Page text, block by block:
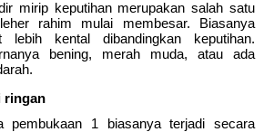
mirip keputihan merupakan salah satu
rahim mulai membesar. Biasanya
lebih kental dibandingkan keputihan.
bening, merah muda, atau ada
ringan
pembukaan 1 biasanya terjadi secara